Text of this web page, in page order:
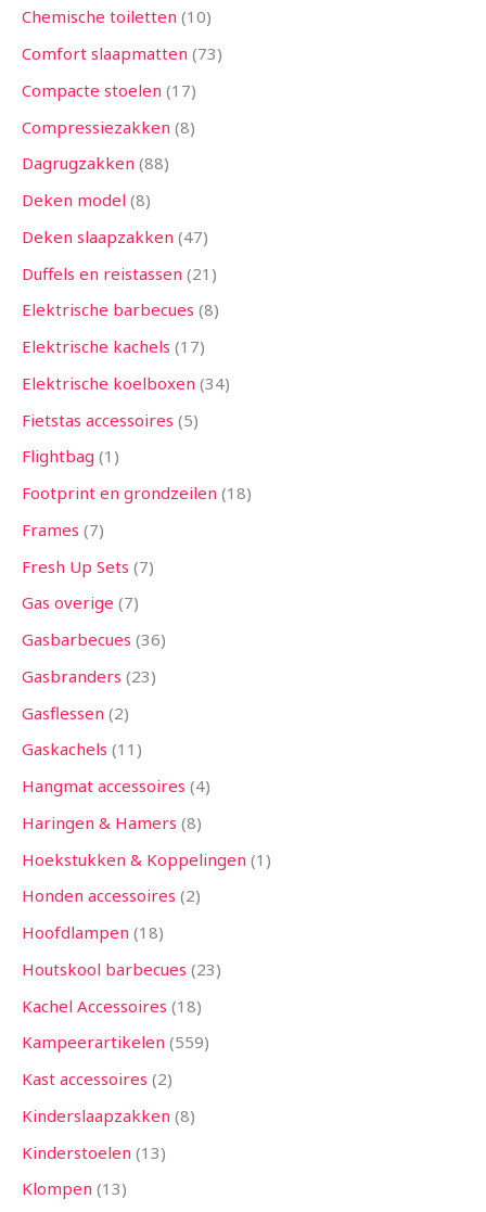
Chemische toiletten 10
Comfort slaapmatten 73
Compacte stoelen 17
Compressiezakken 8
Dagrugzakken 88
Deken model 8
Deken slaapzakken 47
Duffels en reistassen 21
Elektrische barbecues 8
Elektrische kachels 17
Elektrische koelboxen 34
Fietstas accessoires 5
Flightbag 1
Footprint en grondzeilen 18
Frames 7
Fresh Up Sets 7
Gas overige 7
Gasbarbecues 36
Gasbranders 23
Gasflessen 2
Gaskachels 11
Hangmat accessoires 4
Haringen & Hamers 8
Hoekstukken & Koppelingen 1
Honden accessoires 2
Hoofdlampen 18
Houtskool barbecues 23
Kachel Accessoires 18
Kampeerartikelen 559
Kast accessoires 2
Kinderslaapzakken 8
Kinderstoelen 13
Klompen 13